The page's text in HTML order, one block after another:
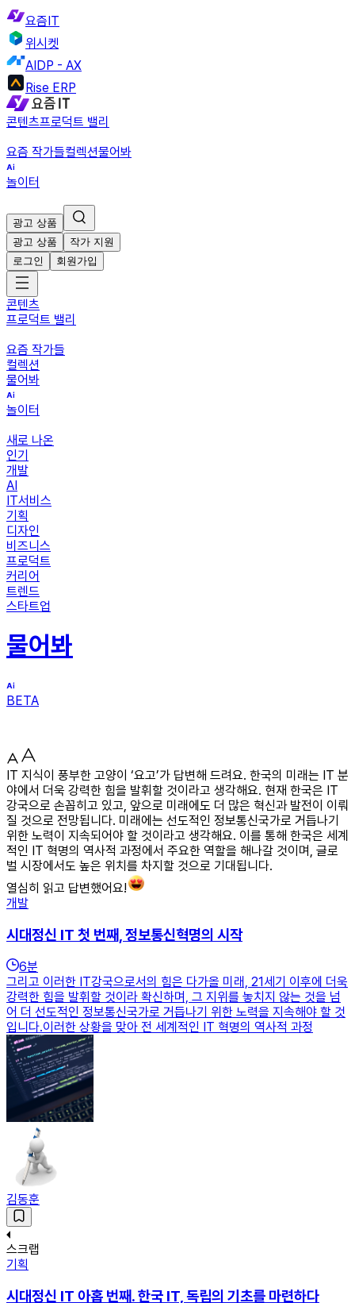
요즘IT
위시켓
AIDP - AX
Rise ERP
콘텐츠프로덕트 밸리
요즘 작가들컬렉션물어봐
놀이터
광고 상품
광고 상품
작가 지원
로그인
회원가입
콘텐츠
프로덕트 밸리
요즘 작가들
컬렉션
물어봐
놀이터
새로 나온
인기
개발
AI
IT서비스
기획
디자인
비즈니스
프로덕트
커리어
트렌드
스타트업
물어봐
BETA
IT 지식이 풍부한 고양이 ‘요고’가 답변해 드려요. 한국의 미래는 IT 분
야에서 더욱 강력한 힘을 발휘할 것이라고 생각해요. 현재 한국은 IT
강국으로 손꼽히고 있고, 앞으로 미래에도 더 많은 혁신과 발전이 이뤄
질 것으로 전망됩니다. 미래에는 선도적인 정보통신국가로 거듭나기
위한 노력이 지속되어야 할 것이라고 생각해요. 이를 통해 한국은 세계
적인 IT 혁명의 역사적 과정에서 주요한 역할을 해나갈 것이며, 글로
벌 시장에서도 높은 위치를 차지할 것으로 기대됩니다.
열심히 읽고 답변했어요!
개발
시대정신 IT 첫 번째, 정보통신혁명의 시작
6분
그리고 이러한 IT강국으로서의 힘은 다가올 미래, 21세기 이후에 더욱
강력한 힘을 발휘할 것이라 확신하며, 그 지위를 놓치지 않는 것을 넘
어 더 선도적인 정보통신국가로 거듭나기 위한 노력을 지속해야 할 것
입니다.이러한 상황을 맞아 전 세계적인 IT 혁명의 역사적 과정
김동훈
스크랩
기획
시대정신 IT 아홉 번째. 한국 IT, 독립의 기초를 마련하다